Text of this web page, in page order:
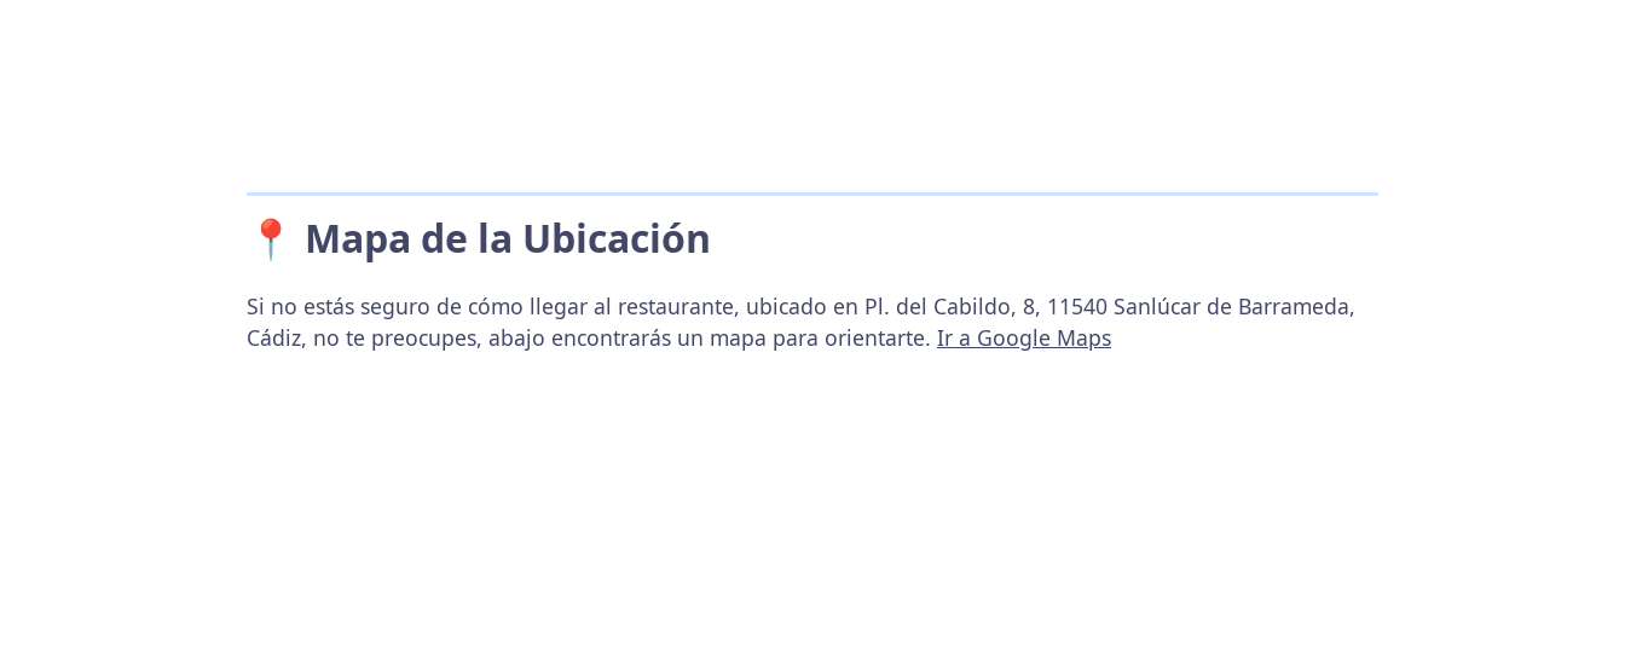
📍 Mapa de la Ubicación
Si no estás seguro de cómo llegar al restaurante, ubicado en Pl. del Cabildo, 8, 11540 Sanlúcar de Barrameda,
Cádiz, no te preocupes, abajo encontrarás un mapa para orientarte. Ir a Google Maps